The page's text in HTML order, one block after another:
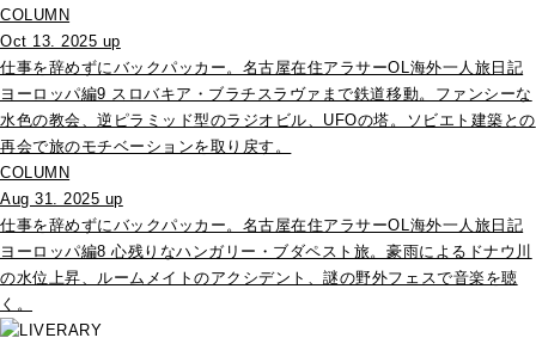
COLUMN
Oct 13. 2025 up
仕事を辞めずにバックパッカー。名古屋在住アラサーOL海外一人旅日記
ヨーロッパ編9 スロバキア・ブラチスラヴァまで鉄道移動。ファンシーな
水色の教会、逆ピラミッド型のラジオビル、UFOの塔。ソビエト建築との
再会で旅のモチベーションを取り戻す。
COLUMN
Aug 31. 2025 up
仕事を辞めずにバックパッカー。名古屋在住アラサーOL海外一人旅日記
ヨーロッパ編8 心残りなハンガリー・ブダペスト旅。豪雨によるドナウ川
の水位上昇、ルームメイトのアクシデント、謎の野外フェスで音楽を聴
く。